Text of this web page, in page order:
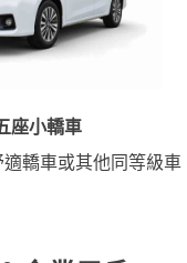
座小轎車
轎車或其他同等級車